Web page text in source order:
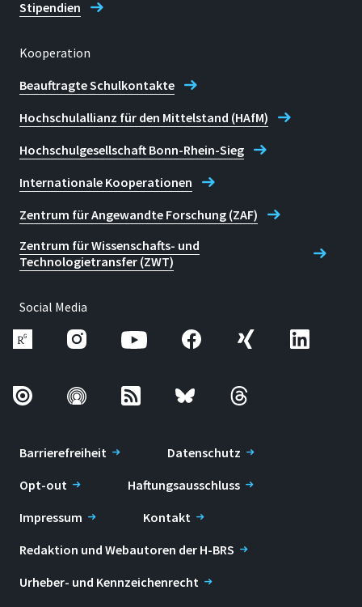
Stipendien
Kooperation
Beauftragte Schulkontakte
Hochschulallianz für den Mittelstand (HAfM)
Hochschulgesellschaft Bonn-Rhein-Sieg
Internationale Kooperationen
Zentrum für Angewandte Forschung (ZAF)
Zentrum für Wissenschafts- und
Technologietransfer (ZWT)
Social Media
Barrierefreiheit
Datenschutz
Opt-out
Haftungsausschluss
Impressum
Kontakt
Redaktion und Webautoren der H-BRS
Urheber- und Kennzeichenrecht